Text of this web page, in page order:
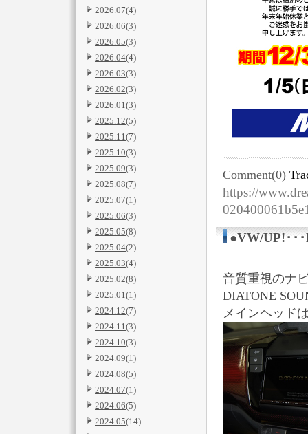
2026.07(4)
2026.06(3)
2026.05(3)
2026.04(4)
2026.03(3)
2026.02(3)
2026.01(3)
2025.12(5)
2025.11(7)
2025.10(3)
2025.09(3)
2025.08(7)
2025.07(1)
2025.06(3)
2025.05(8)
2025.04(2)
2025.03(4)
2025.02(8)
2025.01(1)
2024.12(7)
2024.11(3)
2024.10(3)
2024.09(1)
2024.08(5)
2024.07(1)
2024.06(5)
2024.05(14)
Comment(0)
https://
●VW/UP!･･
音質重視のナ
DIATONE
メインヘッド